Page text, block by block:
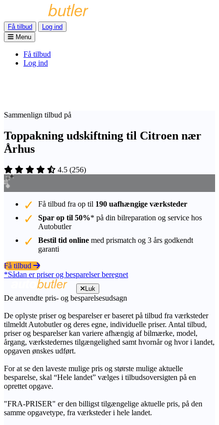
Få tilbud
Log ind
Menu
Få tilbud
Log ind
Sammenlign tilbud på
Toppakning udskiftning til Citroen nær
Århus
4.5 (256)
Få tilbud fra op til 190 uafhængige værksteder
Spar op til 50%* på din bilreparation og service hos
Autobutler
Bestil tid online med prismatch og 3 års godkendt
garanti
Få tilbud
*Sådan er priser og besparelser beregnet
Luk
De anvendte pris- og besparelsesudsagn
De oplyste priser og besparelser er baseret på tilbud fra værksteder
tilmeldt Autobutler og deres egne, individuelle priser. Antal tilbud,
priser og besparelser kan variere afhængig af bilmærke, model,
årgang, værkstedernes tilgængelighed samt hvornår og hvor i landet,
opgaven ønskes udført.
For at se den laveste mulige pris og største mulige aktuelle
besparelse, skal “Hele landet” vælges i tilbudsoversigten på en
oprettet opgave.
"FRA-PRISER" er den billigst tilgængelige aktuelle pris, på den
samme opgavetype, fra værksteder i hele landet.